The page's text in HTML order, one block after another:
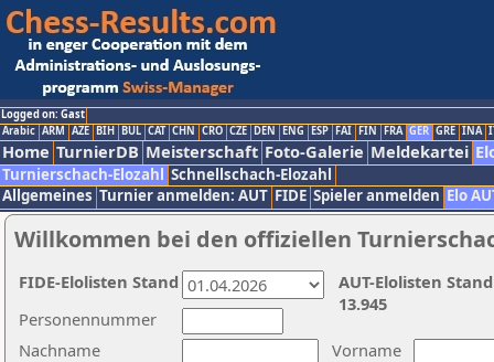
Logged on: Gast
Arabic ARM AZE BIH BUL CAT CHN CRO CZE DEN ENG ESP FAI FIN FRA GER GRE INA
Home TurnierDB Meisterschaft Foto-Galerie Meldekartei
Turnierschach-Elozahl Schnellschach-Elozahl
Allgemeines Turnier anmelden: AUT FIDE Spieler anmelden Elo
Willkommen bei den offiziellen
Nachname
Vorname
Personennummer
AUT-Elolisten
13.945
FIDE-Elolisten Stand